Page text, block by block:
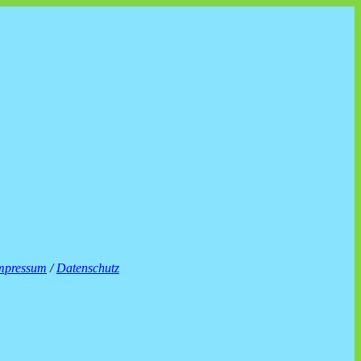
/Datenschutz